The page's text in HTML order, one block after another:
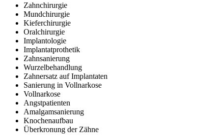
Zahnchirurgie
Mundchirurgie
Kieferchirurgie
Oralchirurgie
Implantologie
Implantatprothetik
Zahnsanierung
Wurzelbehandlung
Zahnersatz auf Implantaten
Sanierung in Vollnarkose
Vollnarkose
Angstpatienten
Amalgamsanierung
Knochenaufbau
Überkronung der Zähne